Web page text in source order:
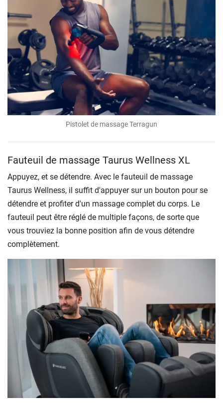
Pistolet de massage Terragun
Fauteuil de massage Taurus Wellness XL
Appuyez, et se détendre. Avec le fauteuil de massage
Taurus Wellness, il suffit d'appuyer sur un bouton pour se
détendre et profiter d'un massage complet du corps. Le
fauteuil peut être réglé de multiple façons, de sorte que
vous trouviez la bonne position afin de vous détendre
complètement.